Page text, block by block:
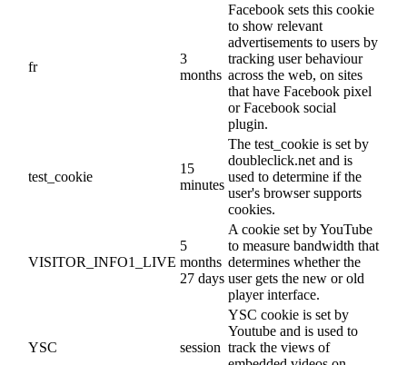
fr
3
months
Facebook sets this cookie
to show relevant
advertisements to users by
tracking user behaviour
across the web, on sites
that have Facebook pixel
or Facebook social
plugin.
test_cookie
15
minutes
The test_cookie is set by
doubleclick.net and is
used to determine if the
user's browser supports
cookies.
VISITOR_INFO1_LIVE
5
months
27 days
A cookie set by YouTube
to measure bandwidth that
determines whether the
user gets the new or old
player interface.
YSC session
YSC cookie is set by
Youtube and is used to
track the views of